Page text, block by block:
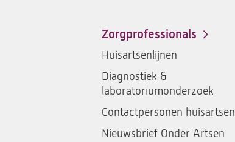
Zorgprofessionals
Huisartsenlijnen
Diagnostiek &
laboratoriumonderzoek
Contactpersonen huisartsen
Nieuwsbrief Onder Artsen